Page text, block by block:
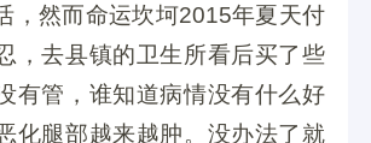
，然而命运坎坷2015年夏天付
，去县镇的卫生所看后买了些
有管，谁知道病情没有什么好
化腿部越来越肿。没办法了就